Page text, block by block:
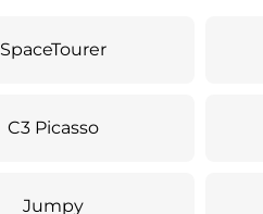
SpaceTourer
C3 Picasso
Jumpy